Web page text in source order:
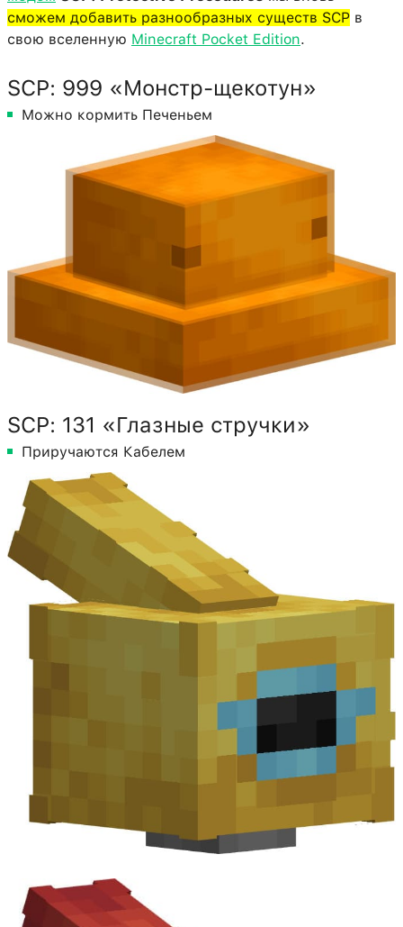
сможем добавить разнообразных существ SCP в
свою вселенную Minecraft Pocket Edition.
SCP: 999 «Монстр-щекотун»
Можно кормить Печеньем
SCP: 131 «Глазные стручки»
Приручаются Кабелем